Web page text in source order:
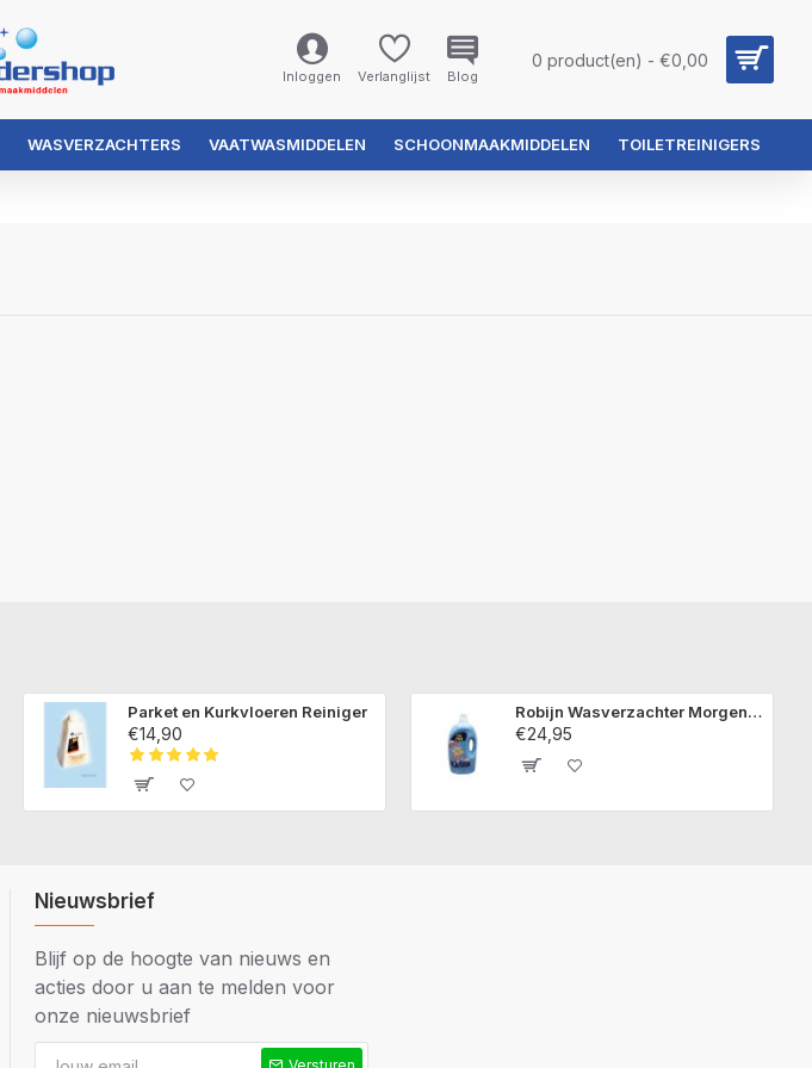
Inloggen Verlanglijst Blog
0 product(en) - €0,00
WASVERZACHTERS VAATWASMIDDELEN SCHOONMAAKMIDDELEN TOILETREINIGERS
Parket en Kurkvloeren Reiniger
€14,90
Robijn Wasverzachter Morgenfris 5 Liter
€24,95
Nieuwsbrief
Blijf op de hoogte van nieuws en
acties door u aan te melden voor
onze nieuwsbrief